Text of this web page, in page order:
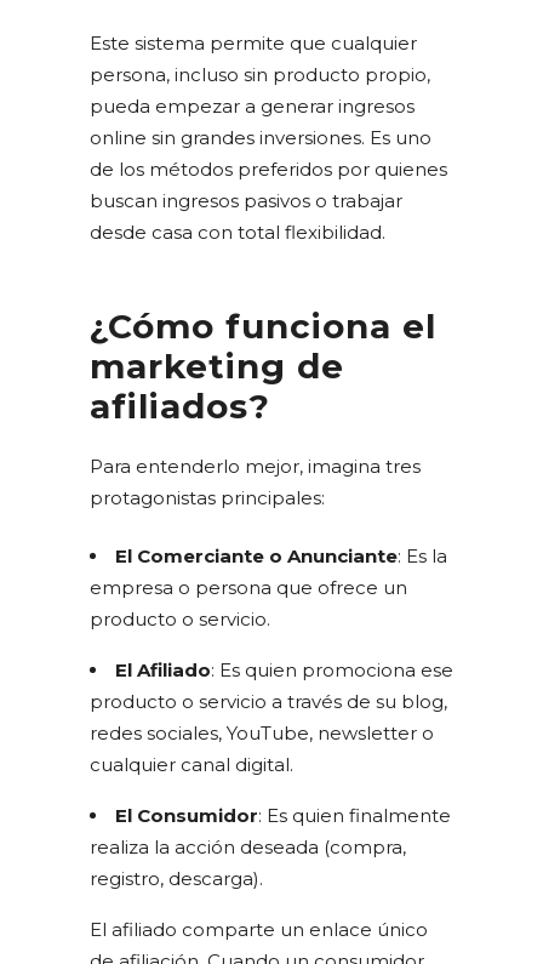
Este sistema permite que cualquier
persona, incluso sin producto propio,
pueda empezar a generar ingresos
online sin grandes inversiones. Es uno
de los métodos preferidos por quienes
buscan ingresos pasivos o trabajar
desde casa con total flexibilidad.
¿Cómo funciona el
marketing de
afiliados?
Para entenderlo mejor, imagina tres
protagonistas principales:
El Comerciante o Anunciante: Es la
empresa o persona que ofrece un
producto o servicio.
El Afiliado: Es quien promociona ese
producto o servicio a través de su blog,
redes sociales, YouTube, newsletter o
cualquier canal digital.
El Consumidor: Es quien finalmente
realiza la acción deseada (compra,
registro, descarga).
El afiliado comparte un enlace único